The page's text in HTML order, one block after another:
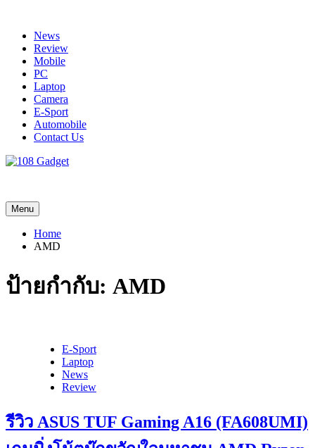
contentNews
Review
Mobile
PC
Laptop
Camera
E-Sport
Automobile
Contact Us
Menu
Home
AMD
ป้ายกำกับ: AMD
E-Sport
Laptop
News
Review
รีวิว ASUS TUF Gaming A16 (FA608UMI)